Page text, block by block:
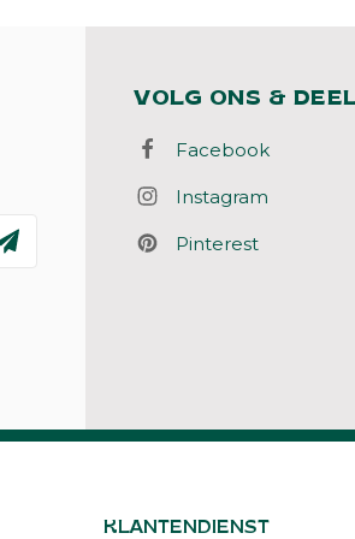
VOLG ONS &
Facebook
Instagram
Pinterest
KLANTENDIENST